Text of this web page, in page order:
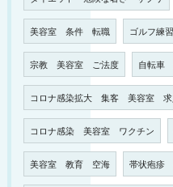
美容室 条件 転職 ゴルフ練
宗教 美容室 ご法度 自転
コロナ感染拡大 集客 美容室 求
コロナ感染 美容室 ワクチン
美容室 教育 空海 帯状疱疹